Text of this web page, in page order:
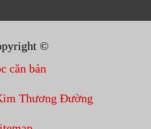
©
căn bản
Thương Đường